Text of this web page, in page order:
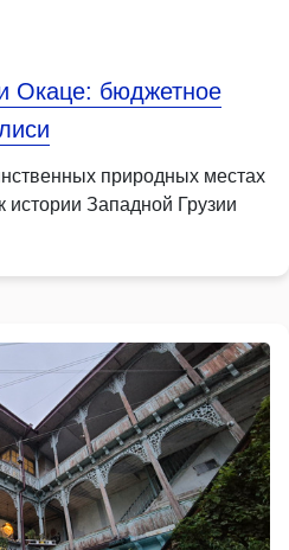
Окаце: бюджетное
природных местах
истории Западной Грузии